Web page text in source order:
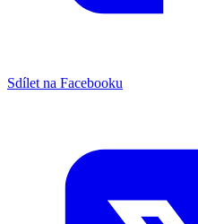
Sdílet na Facebooku